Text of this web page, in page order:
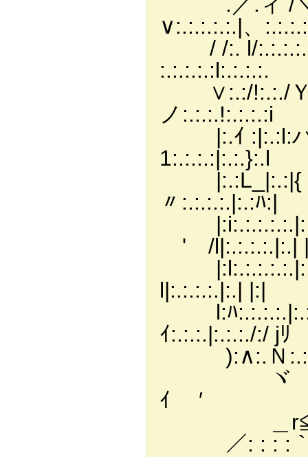
∨:.:.:.:.:.|、
/ /:. l/
:.:.:.:.:l:.:.:.:.
∨:.:/!:.:./Ｙ
ノ:.:.:.!:.:.:.:i
|:.ｲ :|:.:l:
1:.:.:.:|:.:.}:.l
〃:.:.:.:.|:.:ﾊ:|
ゞ' /l|:.:.:.:.|:.|
l|:.:.:.:.|:.| |:|
l:ﾊ
ｲ:.:.:.|:.:.:./:/ jﾘ
):∧:.Ｎ
ヾ ＼ﾄ :.
ｲ ′
＿r≦⌒`
／: : : :｀